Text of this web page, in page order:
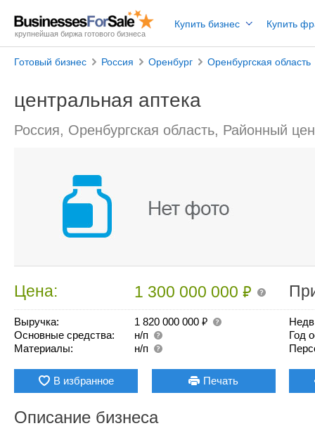
крупнейшая биржа готового бизнеса
Купить бизнес Купить
Готовый бизнес Россия Оренбург Оренбургская область
центральная аптека
Россия, Оренбургская область, Районный
Цена: 1 300 000 000₽
Выручка: 1 820 000 000₽
Основные средства:
н/п
Материалы:
н/п
Год
В избранное Печать
Описание бизнеса